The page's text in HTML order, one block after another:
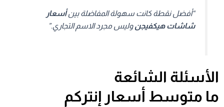
“أفضل نقطة كانت سهولة المفاضلة بينأسعار
شاشات هيكفيجنوليس مجرد الاسم التجاري.”
الأسئلة الشائعة
ما متوسط أسعار إنتركم